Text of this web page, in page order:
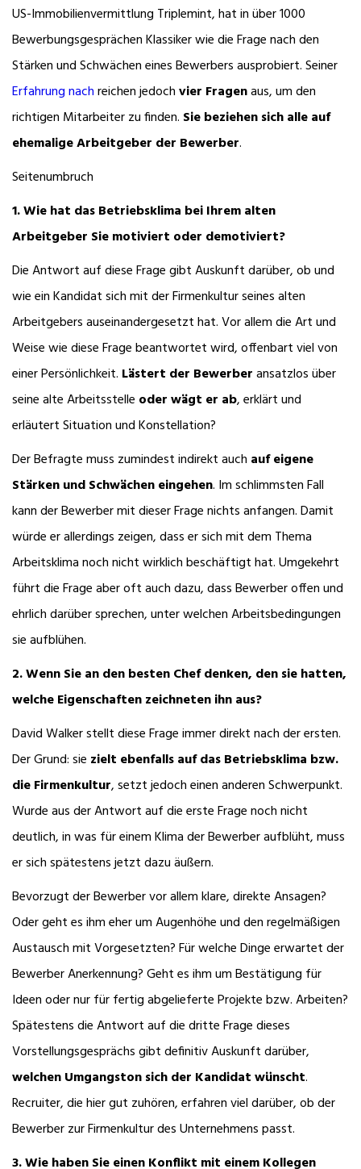
US-Immobilienvermittlung Triplemint, hat in über 1000
Bewerbungsgesprächen Klassiker wie die Frage nach den
Stärken und Schwächen eines Bewerbers ausprobiert. Seiner
Erfahrung nachreichen jedochvier Fragenaus, um den
richtigen Mitarbeiter zu finden. Sie beziehen sich alle auf
ehemalige Arbeitgeber der Bewerber.
Seitenumbruch
1. Wie hat das Betriebsklima bei Ihrem alten
Arbeitgeber Sie motiviert oder demotiviert?
Die Antwort auf diese Frage gibt Auskunft darüber, ob und
wie ein Kandidat sich mit der Firmenkultur seines alten
Arbeitgebers auseinandergesetzt hat. Vor allem die Art und
Weise wie diese Frage beantwortet wird, offenbart viel von
einer Persönlichkeit. Lästert der Bewerberansatzlos über
seine alte Arbeitsstelle oder wägt er ab, erklärt und
erläutert Situation und Konstellation?
Der Befragte muss zumindest indirekt auch auf eigene
Stärken und Schwächen eingehen. Im schlimmsten Fall
kann der Bewerber mit dieser Frage nichts anfangen. Damit
würde er allerdings zeigen, dass er sich mit dem Thema
Arbeitsklima noch nicht wirklich beschäftigt hat. Umgekehrt
führt die Frage aber oft auch dazu, dass Bewerber offen und
ehrlich darüber sprechen, unter welchen Arbeitsbedingungen
sie aufblühen.
2. Wenn Sie an den besten Chef denken, den sie hatten,
welche Eigenschaften zeichneten ihn aus?
David Walker stellt diese Frage immer direkt nach der ersten.
Der Grund: sie zielt ebenfalls auf das Betriebsklima bzw.
die Firmenkultur, setzt jedoch einen anderen Schwerpunkt.
Wurde aus der Antwort auf die erste Frage noch nicht
deutlich, in was für einem Klima der Bewerber aufblüht, muss
er sich spätestens jetzt dazu äußern.
Bevorzugt der Bewerber vor allem klare, direkte Ansagen?
Oder geht es ihm eher um Augenhöhe und den regelmäßigen
Austausch mit Vorgesetzten? Für welche Dinge erwartet der
Bewerber Anerkennung? Geht es ihm um Bestätigung für
Ideen oder nur für fertig abgelieferte Projekte bzw. Arbeiten?
Spätestens die Antwort auf die dritte Frage dieses
Vorstellungsgesprächs gibt definitiv Auskunft darüber,
welchen Umgangston sich der Kandidat wünscht.
Recruiter, die hier gut zuhören, erfahren viel darüber, ob der
Bewerber zur Firmenkultur des Unternehmens passt.
3. Wie haben Sie einen Konflikt mit einem Kollegen